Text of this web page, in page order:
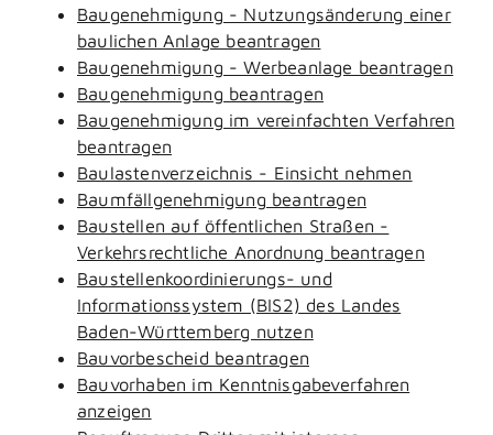
Baugenehmigung - Nutzungsänderung einer
baulichen Anlage beantragen
Baugenehmigung - Werbeanlage beantragen
Baugenehmigung beantragen
Baugenehmigung im vereinfachten Verfahren
beantragen
Baulastenverzeichnis - Einsicht nehmen
Baumfällgenehmigung beantragen
Baustellen auf öffentlichen Straßen -
Verkehrsrechtliche Anordnung beantragen
Baustellenkoordinierungs- und
Informationssystem (BIS2) des Landes
Baden-Württemberg nutzen
Bauvorbescheid beantragen
Bauvorhaben im Kenntnisgabeverfahren
anzeigen